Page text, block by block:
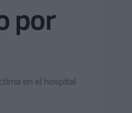
por
en el hospital